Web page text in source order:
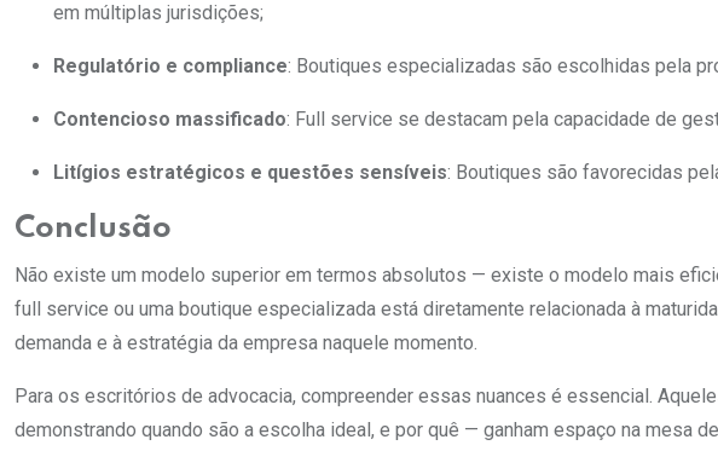
em múltiplas jurisdições;
Regulatório e compliance: Boutiques especializadas são escolhidas pela
Contencioso massificado: Full service se destacam pela capacidade de
Litígios estratégicos e questões sensíveis: Boutiques são favorecidas
Conclusão
Não existe um modelo superior em termos absolutos — existe o modelo mais
full service ou uma boutique especializada está diretamente relacionada à
demanda e à estratégia da empresa naquele momento.
Para os escritórios de advocacia, compreender essas nuances é essencial.
demonstrando quando são a escolha ideal, e por quê — ganham espaço na mesa